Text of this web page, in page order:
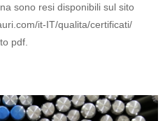
sono resi disponibili sul sito
it-IT/qualita/certificati/
pdf.